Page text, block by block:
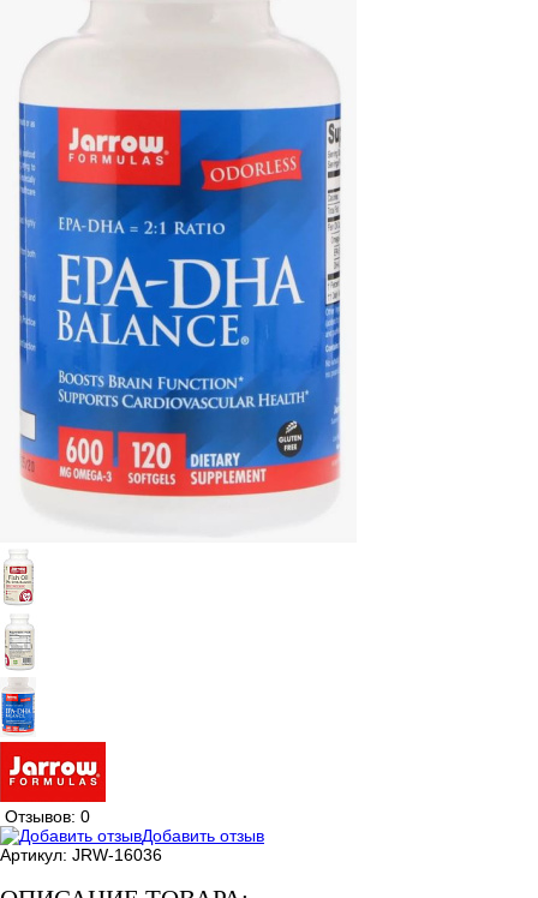
Отзывов: 0
Добавить отзыв
Артикул: JRW-16036